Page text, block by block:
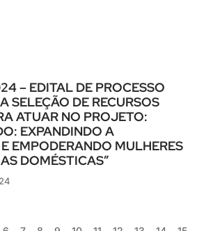
– EDITAL DE PROCESSO
SELEÇÃO DE RECURSOS
ATUAR NO PROJETO:
EXPANDINDO A
EMPODERANDO MULHERES
DOMÉSTICAS”